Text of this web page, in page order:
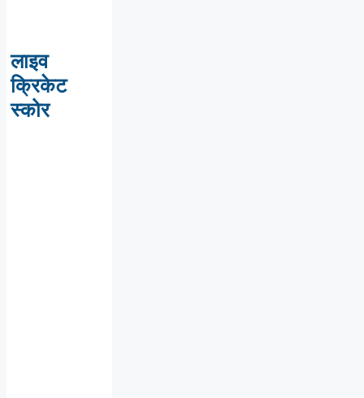
लाइव
क्रिकेट
स्कोर